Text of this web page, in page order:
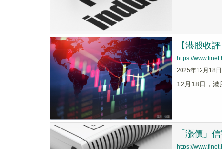
【港股收
https://
2025年12月18
12月18日，港
「漲價」
https://